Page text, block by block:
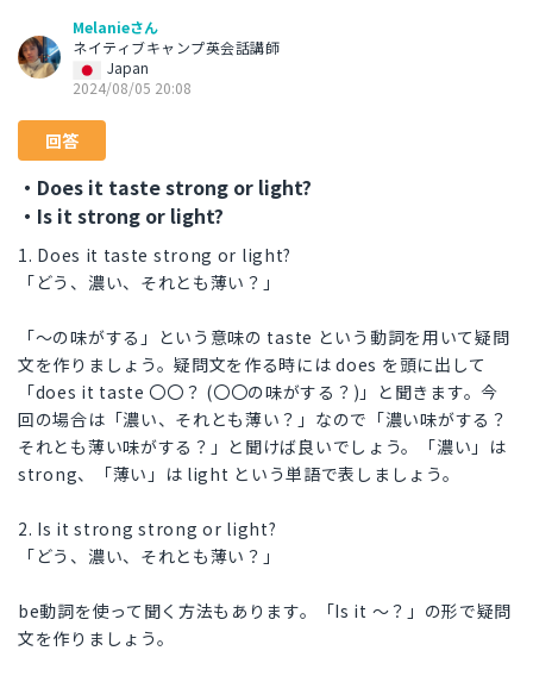
Melanieさん
ネイティブキャンプ英会話講師
Japan
2024/08/05 20:08
回答
・Does it taste strong or light?
・Is it strong or light?
1. Does it taste strong or light?
「どう、濃い、それとも薄い？」
「〜の味がする」という意味の taste という動詞を用いて疑問
文を作りましょう。疑問文を作る時には does を頭に出して
「does it taste 〇〇？ (〇〇の味がする？)」と聞きます。今
回の場合は「濃い、それとも薄い？」なので「濃い味がする？
それとも薄い味がする？」と聞けば良いでしょう。「濃い」は
strong、「薄い」は light という単語で表しましょう。
2. Is it strong strong or light?
「どう、濃い、それとも薄い？」
be動詞を使って聞く方法もあります。「Is it 〜？」の形で疑問
文を作りましょう。